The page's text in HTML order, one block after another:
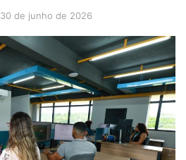
30 de junho de 2026